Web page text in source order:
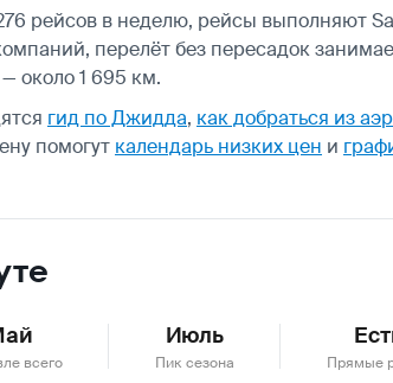
рейсов в неделю, рейсы выполняют
перелёт без пересадок
около 1 695 км.
гид по Джидда, как добраться из
помогут календарь низких цен и
всего
Июль
Пик сезона Прямые